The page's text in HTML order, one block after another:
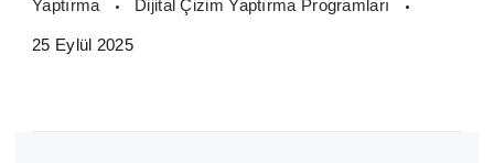
Yaptırma Dijital Çizim Yaptırma Programları
25 Eylül 2025